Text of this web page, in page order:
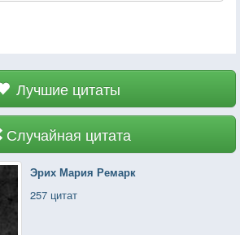
Лучшие цитаты
Случайная цитата
Эрих Мария Ремарк
257 цитат